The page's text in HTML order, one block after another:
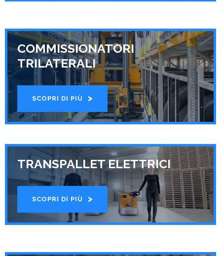
COMMISSIONATORI
TRILATERALI
SCOPRI DI PIÙ
TRANSPALLET ELETTRICI
SCOPRI DI PIÙ